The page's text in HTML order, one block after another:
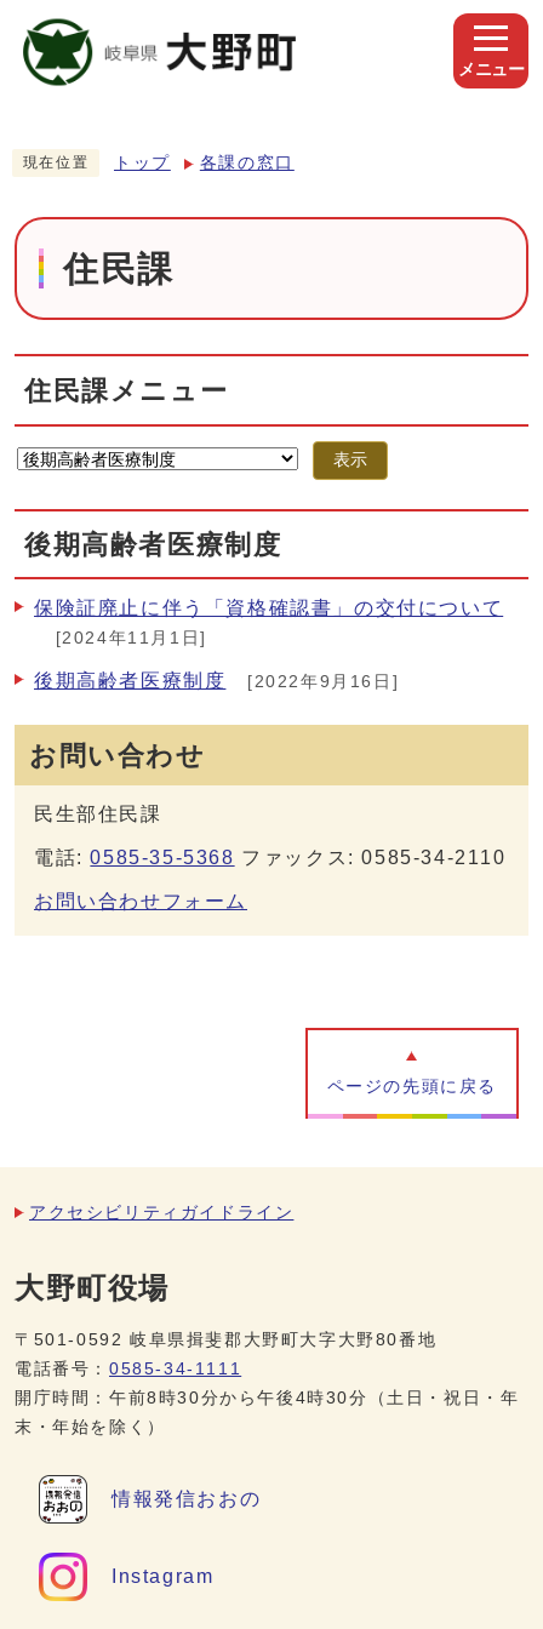
メニュー
現在位置 トップ 各課の窓口
住民課
住民課メニュー
表示
後期高齢者医療制度
保険証廃止に伴う「資格確認書」の交付について
[2024年11月1日]
後期高齢者医療制度 [2022年9月16日]
お問い合わせ
民生部住民課
電話:0585-35-5368 ファックス: 0585-34-2110
お問い合わせフォーム
ページの先頭に戻る
アクセシビリティガイドライン
大野町役場
〒501-0592 岐阜県揖斐郡大野町大字大野80番地
電話番号： 0585-34-1111
開庁時間：午前8時30分から午後4時30分（土日・祝日・年
末・年始を除く）
情報発信おおの
Instagram